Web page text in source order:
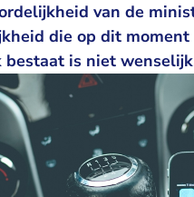
van de
die op dit
bestaat is niet